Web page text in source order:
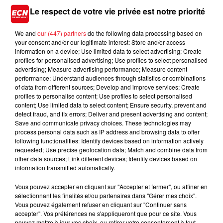
FESTIVAL COMPLI'CITÉ
Le 28 novembre 2025 de 17h00 à 21h00
NOËL AU JARDIN - PARC DE WESSERLING
Cette année, le Parc de Wesserling célèbre la 20ᵉ édition
Le respect de votre vie privée est notre priorité
We and our (447) partnersdo the following data processing based on
your consent and/or our legitimate interest: Store and/or access
information on a device; Use limited data to select advertising; Create
profiles for personalised advertising; Use profiles to select personalised
advertising; Measure advertising performance; Measure content
performance; Understand audiences through statistics or combinations
of data from different sources; Develop and improve services; Create
profiles to personalise content; Use profiles to select personalised
content; Use limited data to select content; Ensure security, prevent and
detect fraud, and fix errors; Deliver and present advertising and content;
Save and communicate privacy choices. These technologies may
process personal data such as IP address and browsing data to offer
following functionalities: Identify devices based on information actively
requested; Use precise geolocation data; Match and combine data from
other data sources; Link different devices; Identify devices based on
information transmitted automatically.
Vous pouvez accepter en cliquant sur "Accepter et fermer", ou affiner en
sélectionnant les finalités et/ou partenaires dans "Gérer mes choix".
Vous pouvez également refuser en cliquant sur "Continuer sans
accepter". Vos préférences ne s'appliqueront que pour ce site. Vous